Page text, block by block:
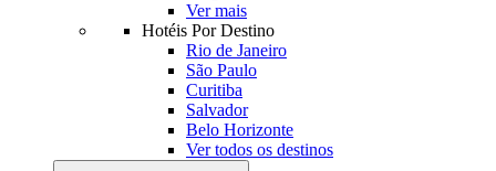
Ver mais
Hotéis Por Destino
Rio de Janeiro
São Paulo
Curitiba
Salvador
Belo Horizonte
Ver todos os destinos